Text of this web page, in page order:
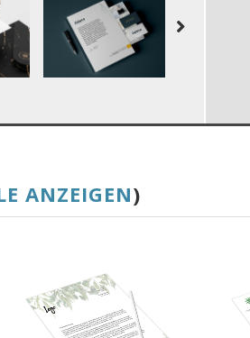
ANZEIGEN)